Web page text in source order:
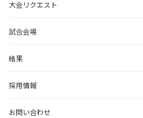
大会リクエスト
試合会場
結果
採用情報
お問い合わせ